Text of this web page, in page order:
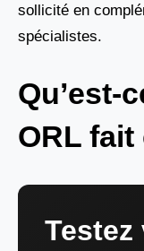
sollicité en
spécialistes.
Qu’est-
ORL
Testez